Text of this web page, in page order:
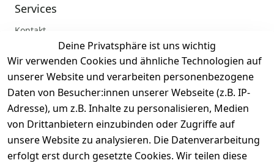
Deine Privatsphäre ist uns wichtig
Wir verwenden Cookies und ähnliche Technologien auf
unserer Website und verarbeiten personenbezogene
Daten von Besucher:innen unserer Webseite (z.B. IP-
Adresse), um z.B. Inhalte zu personalisieren, Medien
von Drittanbietern einzubinden oder Zugriffe auf
unsere Website zu analysieren. Die Datenverarbeitung
erfolgt erst durch gesetzte Cookies. Wir teilen diese
Services
Kontakt
Registrieren
Zahlung und Versand